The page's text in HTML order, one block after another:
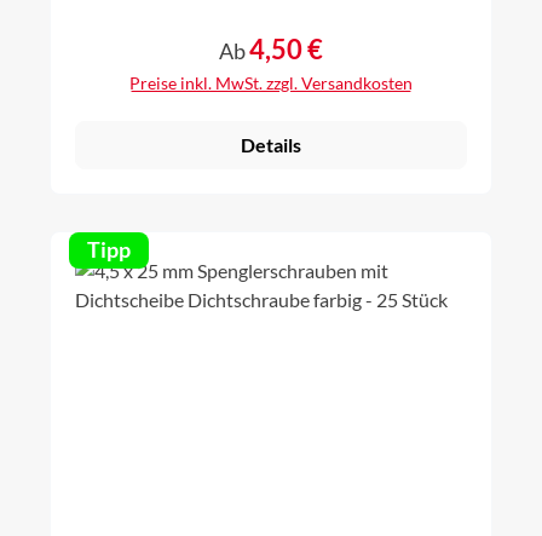
Regulärer Preis:
Ab4,50 €
Preise inkl. MwSt. zzgl. Versandkosten
Details
Tipp